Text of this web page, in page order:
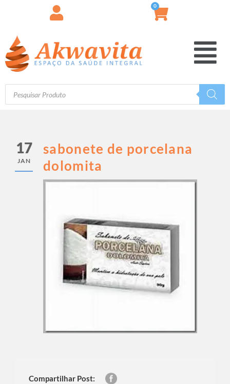
0
17
JAN
sabonete de porcelana
dolomita
Compartilhar Post: